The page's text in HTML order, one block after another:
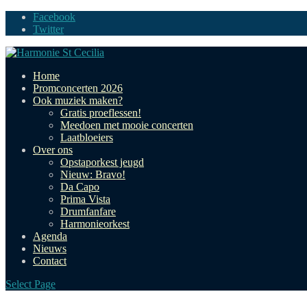
Facebook
Twitter
Home
Promconcerten 2026
Ook muziek maken?
Gratis proeflessen!
Meedoen met mooie concerten
Laatbloeiers
Over ons
Opstaporkest jeugd
Nieuw: Bravo!
Da Capo
Prima Vista
Drumfanfare
Harmonieorkest
Agenda
Nieuws
Contact
Select Page